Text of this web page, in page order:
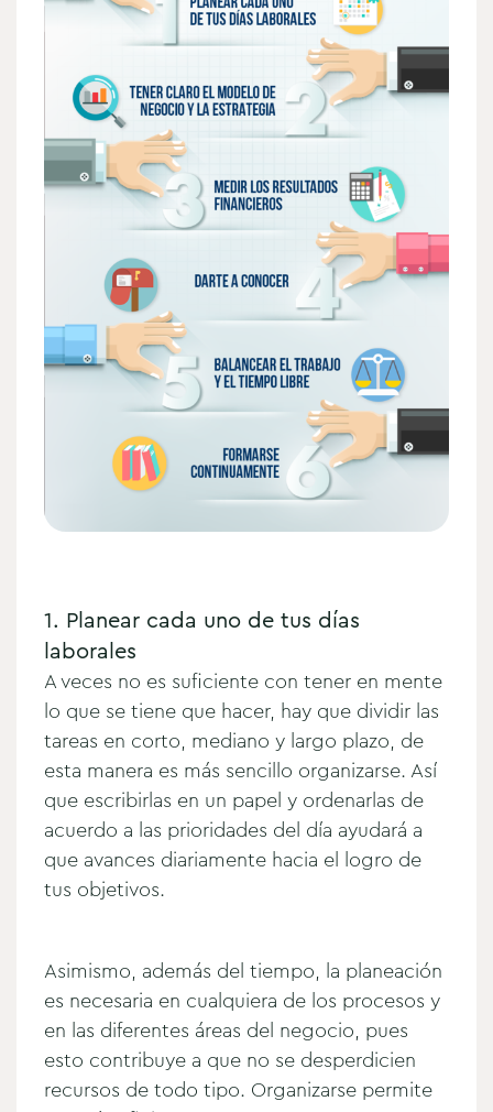
1. Planear cada uno de tus días
laborales
A veces no es suficiente con tener en mente
lo que se tiene que hacer, hay que dividir las
tareas en corto, mediano y largo plazo, de
esta manera es más sencillo organizarse. Así
que escribirlas en un papel y ordenarlas de
acuerdo a las prioridades del día ayudará a
que avances diariamente hacia el logro de
tus objetivos.
Asimismo, además del tiempo, la planeación
es necesaria en cualquiera de los procesos y
en las diferentes áreas del negocio, pues
esto contribuye a que no se desperdicien
recursos de todo tipo. Organizarse permite